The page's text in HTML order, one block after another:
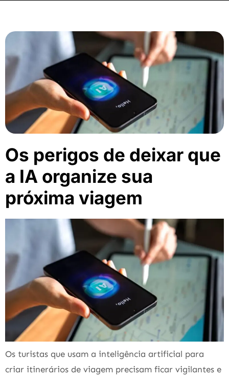
Os perigos de deixar que
a IA organize sua
próxima viagem
Os turistas que usam a inteligência artificial para
criar itinerários de viagem precisam ficar vigilantes e